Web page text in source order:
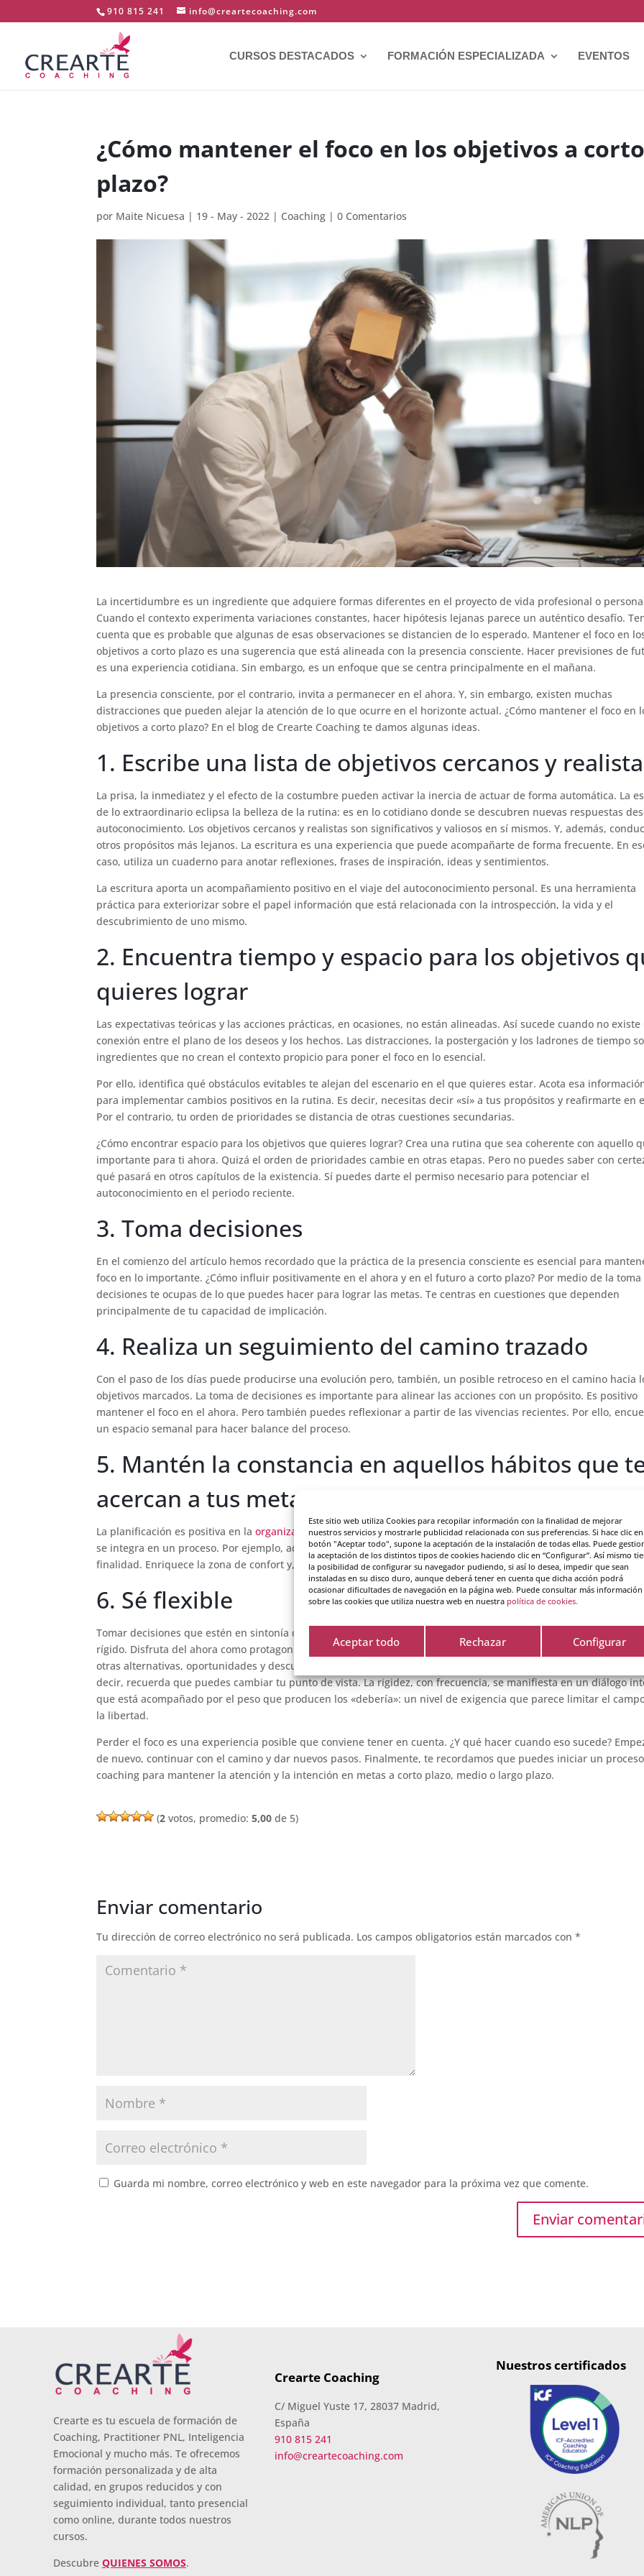
Este sitio web utiliza Cookies para recopilar información con la finalidad de mejorar
nuestros servicios y mostrarle publicidad relacionada con sus preferencias. Si hace clic
botón "Aceptar todo", supone la aceptación de la instalación de todas ellas. Puede
la aceptación de los distintos tipos de cookies haciendo clic en “Configurar”. Así mismo
la posibilidad de configurar su navegador pudiendo, si así lo desea, impedir que sean
instaladas en su disco duro, aunque deberá tener en cuenta que dicha acción podrá
ocasionar dificultades de navegación en la página web. Puede consultar más información
sobre las cookies que utiliza nuestra web en nuestra política de cookies.
Aceptar todo Rechazar Configurar
910 815 241 info@creartecoaching.com
CURSOS DESTACADOS FORMACIÓN ESPECIALIZADA EVENTOS
¿Cómo mantener el foco en los objetivos a corto
plazo?
por Maite Nicuesa | 19 - May - 2022 | Coaching |0 Comentarios
La incertidumbre es un ingrediente que adquiere formas diferentes en el proyecto de vida profesional o
Cuando el contexto experimenta variaciones constantes, hacer hipótesis lejanas parece un auténtico desafío.
cuenta que es probable que algunas de esas observaciones se distancien de lo esperado. Mantener el foco en
objetivos a corto plazo es una sugerencia que está alineada con la presencia consciente. Hacer previsiones de
es una experiencia cotidiana. Sin embargo, es un enfoque que se centra principalmente en el mañana.
La presencia consciente, por el contrario, invita a permanecer en el ahora. Y, sin embargo, existen muchas
distracciones que pueden alejar la atención de lo que ocurre en el horizonte actual. ¿Cómo mantener el foco en
objetivos a corto plazo? En el blog de Crearte Coaching te damos algunas ideas.
1. Escribe una lista de objetivos cercanos y
La prisa, la inmediatez y el efecto de la costumbre pueden activar la inercia de actuar de forma automática. La
de lo extraordinario eclipsa la belleza de la rutina: es en lo cotidiano donde se descubren nuevas respuestas
autoconocimiento. Los objetivos cercanos y realistas son significativos y valiosos en sí mismos. Y, además,
otros propósitos más lejanos. La escritura es una experiencia que puede acompañarte de forma frecuente. En
caso, utiliza un cuaderno para anotar reflexiones, frases de inspiración, ideas y sentimientos.
La escritura aporta un acompañamiento positivo en el viaje del autoconocimiento personal. Es una herramienta
práctica para exteriorizar sobre el papel información que está relacionada con la introspección, la vida y el
descubrimiento de uno mismo.
2. Encuentra tiempo y espacio para los objetivos
quieres lograr
Las expectativas teóricas y las acciones prácticas, en ocasiones, no están alineadas. Así sucede cuando no existe
conexión entre el plano de los deseos y los hechos. Las distracciones, la postergación y los ladrones de tiempo
ingredientes que no crean el contexto propicio para poner el foco en lo esencial.
Por ello, identifica qué obstáculos evitables te alejan del escenario en el que quieres estar. Acota esa
para implementar cambios positivos en la rutina. Es decir, necesitas decir «sí» a tus propósitos y reafirmarte en
Por el contrario, tu orden de prioridades se distancia de otras cuestiones secundarias.
¿Cómo encontrar espacio para los objetivos que quieres lograr? Crea una rutina que sea coherente con aquello
importante para ti ahora. Quizá el orden de prioridades cambie en otras etapas. Pero no puedes saber con
qué pasará en otros capítulos de la existencia. Sí puedes darte el permiso necesario para potenciar el
autoconocimiento en el periodo reciente.
3. Toma decisiones
En el comienzo del artículo hemos recordado que la práctica de la presencia consciente es esencial para
foco en lo importante. ¿Cómo influir positivamente en el ahora y en el futuro a corto plazo? Por medio de la toma
decisiones te ocupas de lo que puedes hacer para lograr las metas. Te centras en cuestiones que dependen
principalmente de tu capacidad de implicación.
4. Realiza un seguimiento del camino trazado
Con el paso de los días puede producirse una evolución pero, también, un posible retroceso en el camino hacia
objetivos marcados. La toma de decisiones es importante para alinear las acciones con un propósito. Es positivo
mantener el foco en el ahora. Pero también puedes reflexionar a partir de las vivencias recientes. Por ello,
un espacio semanal para hacer balance del proceso.
5. Mantén la constancia en aquellos hábitos que
acercan a tus metas
La planificación es positiva en laorganización del tiempoy, también, en la disposición del espacio. Es un término
se integra en un proceso. Por ejemplo, adopta la estructura de una secuencia de hábitos que se repite con una
finalidad. Enriquece la zona de confort y, por tanto, fortalece la iniciativa frente a la postergación.
6. Sé flexible
Tomar decisiones que estén en sintonía con los objetivos a corto plazo, no significa desarrollar un plan de acción
rígido. Disfruta del ahora como protagonista. Mantén el foco en las metas que quieres lograr, pero no pierdas de
otras alternativas, oportunidades y descubrimientos que se desvelan al compás del encuentro con la realidad. Es
decir, recuerda que puedes cambiar tu punto de vista. La rigidez, con frecuencia, se manifiesta en un diálogo
que está acompañado por el peso que producen los «debería»: un nivel de exigencia que parece limitar el
la libertad.
Perder el foco es una experiencia posible que conviene tener en cuenta. ¿Y qué hacer cuando eso sucede?
de nuevo, continuar con el camino y dar nuevos pasos. Finalmente, te recordamos que puedes iniciar un
coaching para mantener la atención y la intención en metas a corto plazo, medio o largo plazo.
(2 votos, promedio:5,00 de 5)
Enviar comentario
Tu dirección de correo electrónico no será publicada. Los campos obligatorios están marcados con*
Guarda mi nombre, correo electrónico y web en este navegador para la próxima vez que comente.
Crearte es tu escuela de formación de
Coaching, Practitioner PNL, Inteligencia
Emocional y mucho más. Te ofrecemos
formación personalizada y de alta
calidad, en grupos reducidos y con
seguimiento individual, tanto presencial
como online, durante todos nuestros
cursos.
Descubre QUIENES SOMOS.
Crearte Coaching
C/ Miguel Yuste 17, 28037 Madrid,
España
910 815 241
info@creartecoaching.com
Nuestros certificados